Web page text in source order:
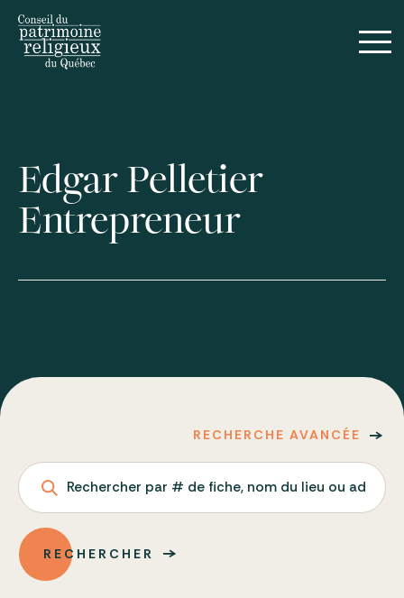
Edgar Pelletier
Entrepreneur
RECHERCHE AVANCÉE
Rechercher par # de fiche, nom du lieu ou adresse
RECHERCHER